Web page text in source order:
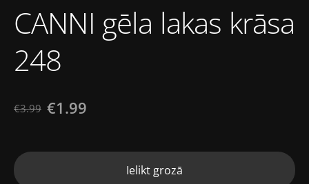
CANNI gēla lakas krāsa
248
€3.99 €1.99
Ielikt grozā